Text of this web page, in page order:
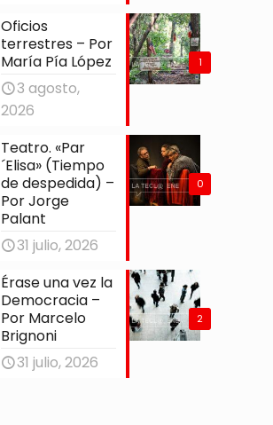
1
Oficios
terrestres – Por
María Pía López
3 agosto,
2026
0
Teatro. «Par
´Elisa» (Tiempo
de despedida) –
Por Jorge
Palant
31 julio, 2026
2
Érase una vez la
Democracia –
Por Marcelo
Brignoni
31 julio, 2026